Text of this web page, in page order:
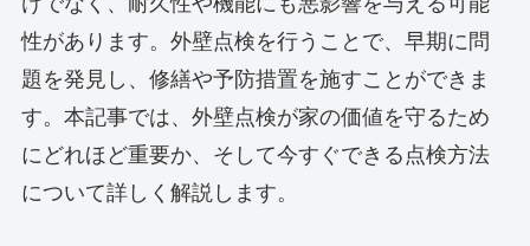
性があります。外壁点検を行うことで、早期に問
題を発見し、修繕や予防措置を施すことができま
す。本記事では、外壁点検が家の価値を守るため
にどれほど重要か、そして今すぐできる点検方法
について詳しく解説します。